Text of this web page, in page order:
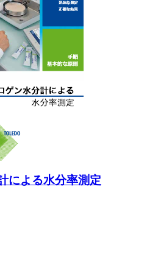
による水分率測定